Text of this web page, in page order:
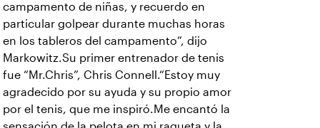
campamento de niñas, y recuerdo en
particular golpear durante muchas horas
en los tableros del campamento”, dijo
Markowitz.Su primer entrenador de tenis
fue “Mr.Chris”, Chris Connell.“Estoy muy
agradecido por su ayuda y su propio amor
por el tenis, que me inspiró.Me encantó la